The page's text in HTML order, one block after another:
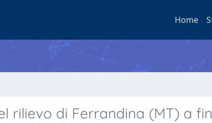
Home
rilievo di Ferrandina (MT) a